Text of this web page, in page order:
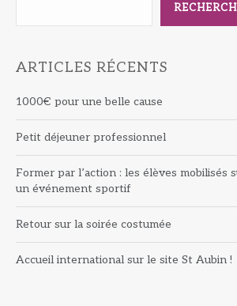
ARTICLES RÉCENTS
1000€ pour une belle cause
Petit déjeuner professionnel
Former par l’action : les élèves mobilisés
un événement sportif
Retour sur la soirée costumée
Accueil international sur le site St Aubin !